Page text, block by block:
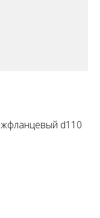
d110